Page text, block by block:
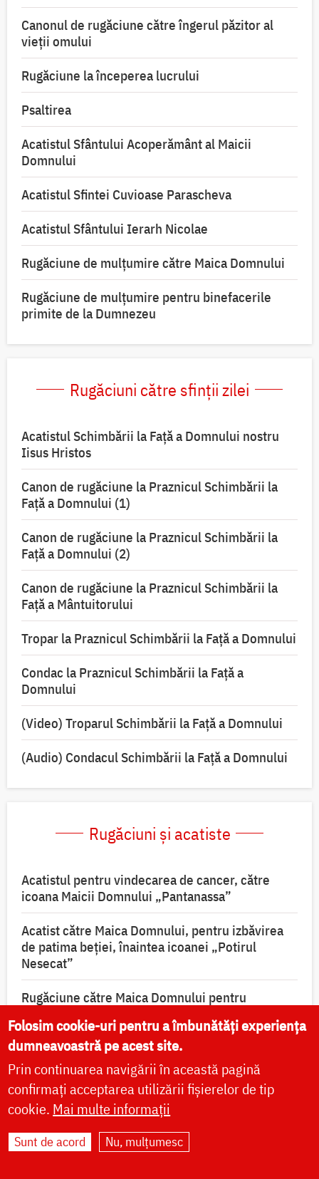
Canonul de rugăciune către îngerul păzitor al
vieții omului
Rugăciune la începerea lucrului
Psaltirea
Acatistul Sfântului Acoperământ al Maicii
Domnului
Acatistul Sfintei Cuvioase Parascheva
Acatistul Sfântului Ierarh Nicolae
Rugăciune de mulţumire către Maica Domnului
Rugăciune de mulțumire pentru binefacerile
primite de la Dumnezeu
Rugăciuni către sfinții zilei
Acatistul Schimbării la Faţă a Domnului nostru
Iisus Hristos
Canon de rugăciune la Praznicul Schimbării la
Faţă a Domnului (1)
Canon de rugăciune la Praznicul Schimbării la
Faţă a Domnului (2)
Canon de rugăciune la Praznicul Schimbării la
Față a Mântuitorului
Tropar la Praznicul Schimbării la Faţă a Domnului
Condac la Praznicul Schimbării la Faţă a
Domnului
(Video) Troparul Schimbării la Față a Domnului
(Audio) Condacul Schimbării la Față a Domnului
Rugăciuni și acatiste
Acatistul pentru vindecarea de cancer, către
icoana Maicii Domnului „Pantanassa”
Acatist către Maica Domnului, pentru izbăvirea
de patima beției, înaintea icoanei „Potirul
Nesecat”
Rugăciune către Maica Domnului pentru
Acatistul Sfântului Ierarh Spiridon, Episcopul
Trimitundei
Acatistul Sfântului Mucenic Efrem cel Nou
Acatistul Sfântului Ierarh Nectarie de la Eghina
Folosim cookie-uri pentru a îmbunătăți experiența
dumneavoastră pe acest site.
Prin continuarea navigării în această pagină
confirmați acceptarea utilizării fișierelor de tip
cookie. Mai multe informații
Sunt de acord Nu, mulțumesc